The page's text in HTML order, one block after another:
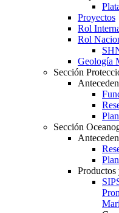
Proyectos
Rol
Rol
Geología
Sección
Sección